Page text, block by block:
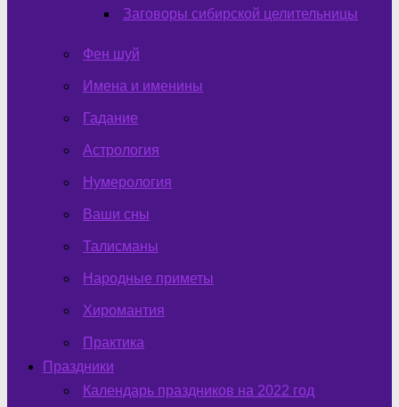
Заговоры сибирской целительницы
Фен шуй
Имена и именины
Гадание
Астрология
Нумерология
Ваши сны
Талисманы
Народные приметы
Хиромантия
Практика
Праздники
Календарь праздников на 2022 год